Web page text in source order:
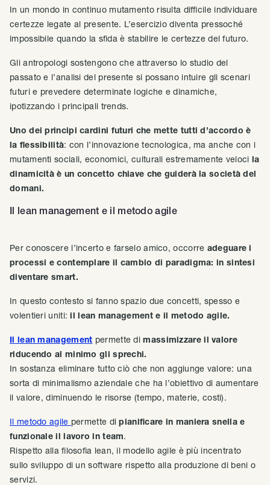
In un mondo in continuo mutamento risulta difficile individuare
certezze legate al presente. L’esercizio diventa pressoché
impossibile quando la sfida è stabilire le certezze del futuro.
Gli antropologi sostengono che attraverso lo studio del
passato e l’analisi del presente si possano intuire gli scenari
futuri e prevedere determinate logiche e dinamiche,
ipotizzando i principali trends.
Uno dei principi cardini futuri che mette tutti d’accordo è
la flessibilità: con l’innovazione tecnologica, ma anche con i
mutamenti sociali, economici, culturali estremamente veloci la
dinamicità è un concetto chiave che guiderà la società del
domani.
Il lean management e il metodo agile
Per conoscere l’incerto e farselo amico, occorre adeguare i
processi e contemplare il cambio di paradigma: in sintesi
diventare smart.
In questo contesto si fanno spazio due concetti, spesso e
volentieri uniti:il lean management e il metodo agile.
Il lean management permette dimassimizzare il valore
riducendo al minimo gli sprechi.
In sostanza eliminare tutto ciò che non aggiunge valore: una
sorta di minimalismo aziendale che ha l’obiettivo di aumentare
il valore, diminuendo le risorse (tempo, materie, costi).
Il metodo agile permette dipianificare in maniera snella e
funzionale il lavoro in team.
Rispetto alla filosofia lean, il modello agile è più incentrato
sullo sviluppo di un software rispetto alla produzione di beni o
servizi.